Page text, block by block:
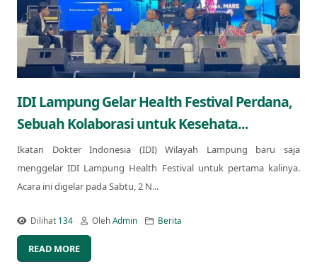
IDI Lampung Gelar Health Festival Perdana,
Sebuah Kolaborasi untuk Kesehata...
Ikatan Dokter Indonesia (IDI) Wilayah Lampung baru saja
menggelar IDI Lampung Health Festival untuk pertama kalinya.
Acara ini digelar pada Sabtu, 2 N...
Dilihat 134 OlehAdmin Berita
READ MORE